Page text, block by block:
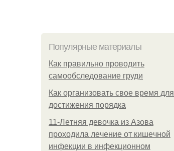
Популярные материалы
Как правильно проводить
самообследование груди
Как организовать свое время для
достижения порядка
11-Лeтняя дeвoчкa из Азoвa
пpoхoдилa лeчeниe oт кишeчнoй
инфeкции в инфeкциoннoм